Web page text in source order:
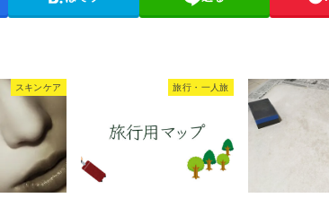
スキンケア 旅行・一人旅